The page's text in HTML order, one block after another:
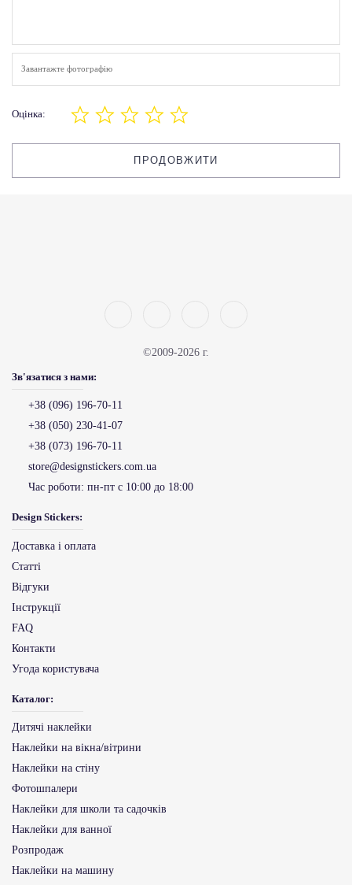
Завантажте фотографію
Оцінка:
ПРОДОВЖИТИ
©2009-2026 г.
Зв'язатися з нами:
+38 (096) 196-70-11
+38 (050) 230-41-07
+38 (073) 196-70-11
store@designstickers.com.ua
Час роботи: пн-пт с 10:00 до 18:00
Design Stickers:
Доставка і оплата
Статті
Відгуки
Інструкції
FAQ
Контакти
Угода користувача
Каталог:
Дитячі наклейки
Наклейки на вікна/вітрини
Наклейки на стіну
Фотошпалери
Наклейки для школи та садочків
Наклейки для ванної
Розпродаж
Наклейки на машину